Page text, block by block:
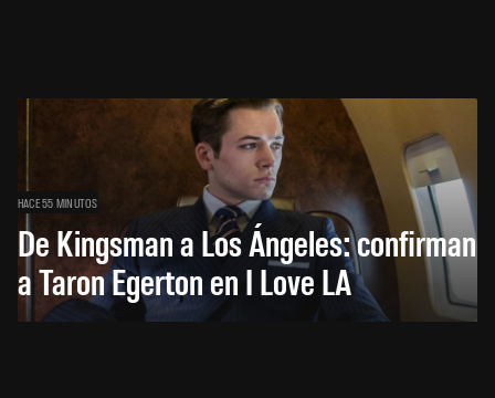
HACE 55 MINUTOS
De Kingsman a Los Ángeles: confirman
a Taron Egerton en I Love LA